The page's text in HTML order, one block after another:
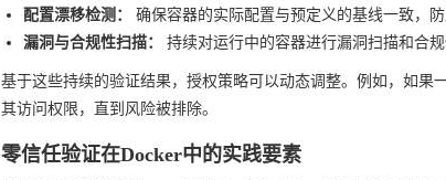
配置漂移检测：
确保容器的实际配置与预定义的基线一致，防
漏洞与合规性扫描：
持续对运行中的容器进行漏洞扫描和合规
基于这些持续的验证结果，授权策略可以动态调整。例如，如果
其访问权限，直到风险被排除。
零信任验证在Docker中的实践要素